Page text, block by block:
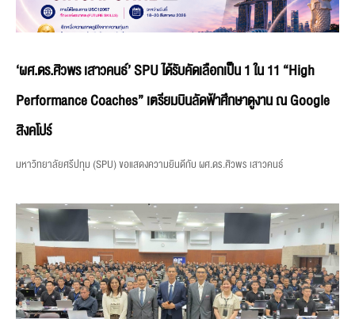
‘ผศ.ดร.ศิวพร เสาวคนธ์’ SPU ได้รับคัดเลือกเป็น 1 ใน 11 “High
Performance Coaches” เตรียมบินลัดฟ้าศึกษาดูงาน ณ Google
สิงคโปร์
มหาวิทยาลัยศรีปทุม (SPU) ขอแสดงความยินดีกับ ผศ.ดร.ศิวพร เสาวคนธ์